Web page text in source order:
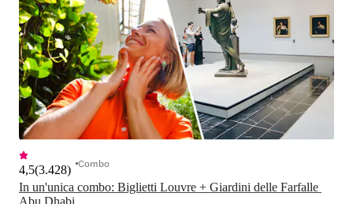
In un'unica combo: Biglietti Louvre + Giardini delle Farfalle
Abu Dhabi
4,5(3.428) Combo